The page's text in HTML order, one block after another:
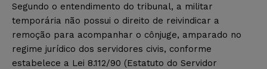
Segundo o entendimento do tribunal, a militar
temporária não possui o direito de reivindicar a
remoção para acompanhar o cônjuge, amparado no
regime jurídico dos servidores civis, conforme
estabelece a Lei 8.112/90 (Estatuto do Servidor